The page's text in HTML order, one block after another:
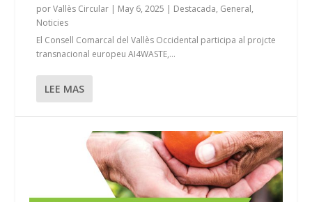
porVallès Circular | May 6, 2025 | Destacada, General,
Noticies
El Consell Comarcal del Vallès Occidental participa al projcte
transnacional europeu AI4WASTE,...
LEE MAS